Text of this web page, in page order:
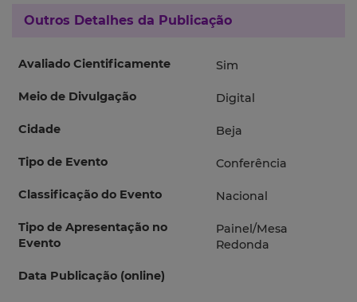
Outros Detalhes da Publicação
Avaliado Cientificamente Sim
Meio de Divulgação Digital
Cidade Beja
Tipo de Evento Conferência
Classificação do Evento Nacional
Tipo de Apresentação no
Evento
Painel/Mesa
Redonda
Data Publicação (online)